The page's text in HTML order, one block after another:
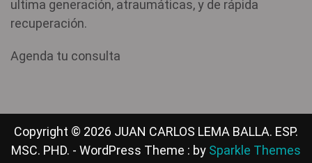
ultima generación, atraumáticas, y de rápida
recuperación.
Agenda tu consulta
Copyright © 2026 JUAN CARLOS LEMA BALLA. ESP.
MSC. PHD. - WordPress Theme : by Sparkle Themes